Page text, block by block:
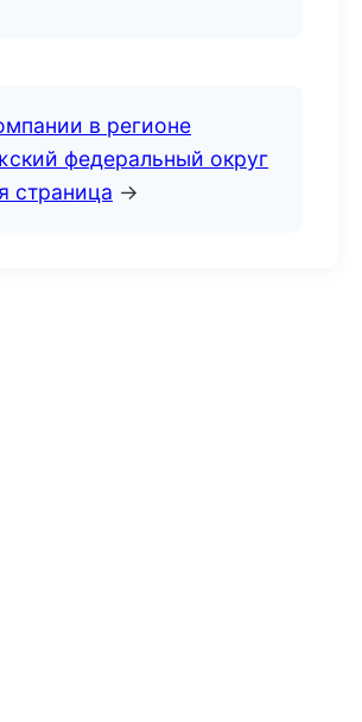
в регионе
федеральный округ
страница →